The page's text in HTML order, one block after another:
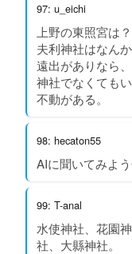
97: u_eichi
上野の東照宮は
夫利神社はなん
遠出がありなら
神社でなくても
不動がある。
98: hecaton55
AIに聞いてみよ
99: T-anal
水使神社、花園
社、大縣神社。